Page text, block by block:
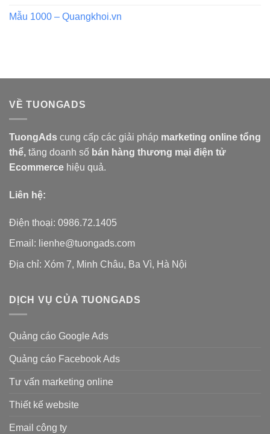
Mẫu 1000 – Quangkhoi.vn
VỀ TUONGADS
TuongAds cung cấp các giải pháp marketing online tổng
thể, tăng doanh số bán hàng thương mại điện tử
Ecommerce hiệu quả.
Liên hệ:
Điện thoại: 0986.72.1405
Email: lienhe@tuongads.com
Địa chỉ: Xóm 7, Minh Châu, Ba Vì, Hà Nội
DỊCH VỤ CỦA TUONGADS
Quảng cáo Google Ads
Quảng cáo Facebook Ads
Tư vấn marketing online
Thiết kế website
Email công ty